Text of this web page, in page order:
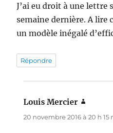
J’ai eu droit à une lettre
semaine dernière. A lire
un modèle inégalé
Répondre
Louis Mercier
20 novembre 2016 à 20 h 15